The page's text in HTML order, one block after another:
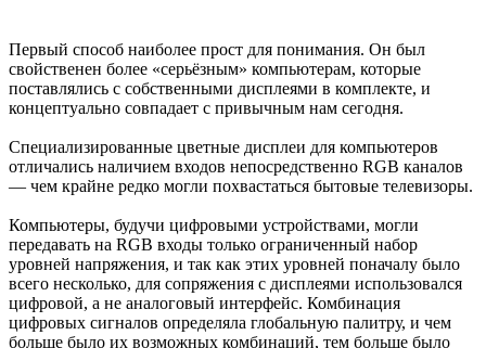
Первый способ наиболее прост для понимания. Он был
свойственен более «серьёзным» компьютерам, которые
поставлялись с собственными дисплеями в комплекте, и
концептуально совпадает с привычным нам сегодня.
Специализированные цветные дисплеи для компьютеров
отличались наличием входов непосредственно RGB каналов
— чем крайне редко могли похвастаться бытовые телевизоры.
Компьютеры, будучи цифровыми устройствами, могли
передавать на RGB входы только ограниченный набор
уровней напряжения, и так как этих уровней поначалу было
всего несколько, для сопряжения с дисплеями использовался
цифровой, а не аналоговый интерфейс. Комбинация
цифровых сигналов определяла глобальную палитру, и чем
больше было их возможных комбинаций, тем больше было